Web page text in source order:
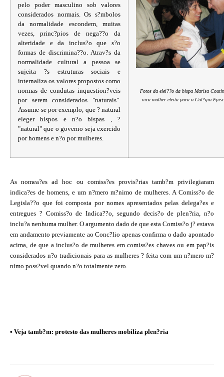
pelo poder masculino sob valores
considerados normais. Os s?mbolos
da normalidade escondem, muitas
vezes, princ?pios de nega??o da
alteridade e da inclus?o que s?o
formas de discrimina??o. Atrav?s da
normalidade cultural a pessoa se
sujeita ?s estruturas sociais e
internaliza os valores propostos como
normas de condutas inquestion?veis
por serem considerados "naturais".
Assume-se por exemplo, que ? natural
eleger bispos e n?o bispas , ?
"natural" que o governo seja exercido
por homens e n?o por mulheres.
Fotos da elei??o da bispa Marisa
nica mulher eleita para o Col?gio
As nomea?es ad hoc ou comiss?es provis?rias tamb?m privilegiaram
indica?es de homens, e um n?mero m?nimo de mulheres. A Comiss?o de
Legisla??o que foi composta por nomes apresentados pelas delega?es e
entregues ? Comiss?o de Indica??o, segundo decis?o de plen?ria, n?o
inclu?a nenhuma mulher. O argumento dado de que esta Comiss?o j? estava
em andamento previamente ao Conc?lio apenas confirma o dado apontado
acima, de que a inclus?o de mulheres em comiss?es chaves ou em pap?is
considerados n?o tradicionais para as mulheres ? feita com um n?mero m?
nimo poss?vel quando n?o totalmente zero.
• Veja tamb?m: protesto das mulheres mobiliza plen?ria